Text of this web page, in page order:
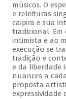
músicos. O
e releituras
caipira e sua
tradicional.
intimista e ao
execução se
tradição e
e da liberdade
nuances a
proposta